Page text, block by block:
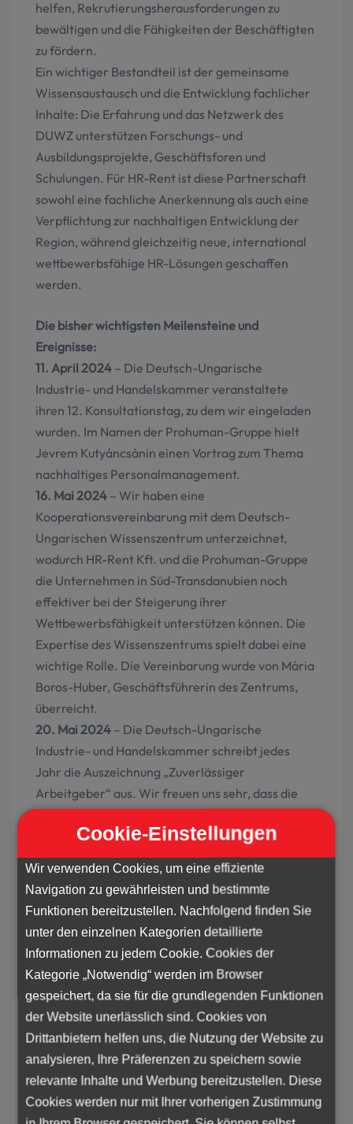
Cookie-Einstellungen
Wir verwenden Cookies, um eine effiziente
Navigation zu gewährleisten und bestimmte
Funktionen bereitzustellen. Nachfolgend finden Sie
unter den einzelnen Kategorien detaillierte
Informationen zu jedem Cookie. Cookies der
Kategorie „Notwendig“ werden im Browser
gespeichert, da sie für die grundlegenden Funktionen
der Website unerlässlich sind. Cookies von
Drittanbietern helfen uns, die Nutzung der Website zu
analysieren, Ihre Präferenzen zu speichern sowie
relevante Inhalte und Werbung bereitzustellen. Diese
Cookies werden nur mit Ihrer vorherigen Zustimmung
helfen, Rekrutierungsherausforderungen zu
bewältigen und die Fähigkeiten der Beschäftigten
zu fördern.
Ein wichtiger Bestandteil ist der gemeinsame
Wissensaustausch und die Entwicklung fachlicher
Inhalte: Die Erfahrung und das Netzwerk des
DUWZ unterstützen Forschungs- und
Ausbildungsprojekte, Geschäftsforen und
Schulungen. Für HR-Rent ist diese Partnerschaft
sowohl eine fachliche Anerkennung als auch eine
Verpflichtung zur nachhaltigen Entwicklung der
Region, während gleichzeitig neue, international
wettbewerbsfähige HR-Lösungen geschaffen
werden.
Die bisher wichtigsten Meilensteine und
Ereignisse:
11. April 2024 – Die Deutsch-Ungarische
Industrie- und Handelskammer veranstaltete
ihren 12. Konsultationstag, zu dem wir eingeladen
wurden. Im Namen der Prohuman-Gruppe hielt
Jevrem Kutyáncsánin einen Vortrag zum Thema
nachhaltiges Personalmanagement.
16. Mai 2024 – Wir haben eine
Kooperationsvereinbarung mit dem Deutsch-
Ungarischen Wissenszentrum unterzeichnet,
wodurch HR-Rent Kft. und die Prohuman-Gruppe
die Unternehmen in Süd-Transdanubien noch
effektiver bei der Steigerung ihrer
Wettbewerbsfähigkeit unterstützen können. Die
Expertise des Wissenszentrums spielt dabei eine
wichtige Rolle. Die Vereinbarung wurde von Mária
Boros-Huber, Geschäftsführerin des Zentrums,
überreicht.
20. Mai 2024 – Die Deutsch-Ungarische
Industrie- und Handelskammer schreibt jedes
Jahr die Auszeichnung „Zuverlässiger
Arbeitgeber“ aus. Wir freuen uns sehr, dass die
HR-Rent Kft. im Jahr 2024 als Vertreterin der
Prohuman-Gruppe den Titel „Zuverlässiger
Arbeitgeber“ erhalten hat! Wir dürfen diesen
Titel bis Ende 2026 tragen und werden in dieser
Zeit in allen Bereichen noch mehr Fortschritte
anstreben. An der Preisverleihung nahmen
, CEO von Prohuman, sowie der
operative Leiter der HR-Rent Kft., Jevrem
Kutyáncsánin, teil.
30. Januar 2025
– Der Prohuman-Gruppe ist der
wichtig, da in Ungarn rund 2.400 deutsche
Unternehmen tätig sind, die mehr als 220.000
Ungarn beschäftigen. Unsere Zusammenarbeit
mit der DUIHK ist von strategischer Bedeutung,